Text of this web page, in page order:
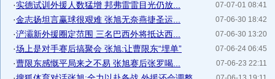
07-07-01 08:41
·实德试训外援人数猛增 邦弗雷雷目光仍放...
07-06-30 18:42
·金志扬坦言赢球很艰难 张旭无奈燕捷圣运...
07-06-30 13:20
·浐灞新外援圈定范围 三名巴西外将抵达西...
07-06-24 06:45
·场上是对手赛后搞聚会 张旭:让曹限东“埋单”
07-06-23 22:11
·曹限东感慨平局来之不易 张旭赛后张罗喝...